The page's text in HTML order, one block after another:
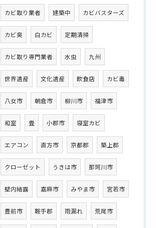
カビ取り業者 建築中 カビバスターズ
カビ臭 白カビ 定期清掃
カビ取り専門業者 水虫 九州
世界遺産 文化遺産 飲食店 カビ毒
八女市 朝倉市 柳川市 福津市
和室 畳 小郡市 寝室カビ
エアコン 直方市 京都郡 築上郡
クローゼット うきは市 那珂川市
壁内結露 嘉麻市 みやま市 宮若市
豊前市 鞍手郡 雨漏れ 荒尾市